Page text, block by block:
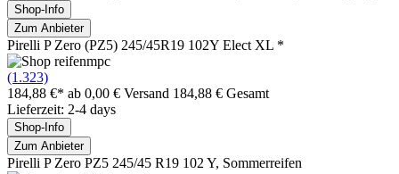
Shop-Info
Zum Anbieter
Pirelli P Zero (PZ5) 245/45R19 102Y Elect XL *
(1.323)
184,88 €* ab 0,00 € Versand 184,88 € Gesamt
Lieferzeit: 2-4 days
Shop-Info
Zum Anbieter
Pirelli P Zero PZ5 245/45 R19 102 Y, Sommerreifen